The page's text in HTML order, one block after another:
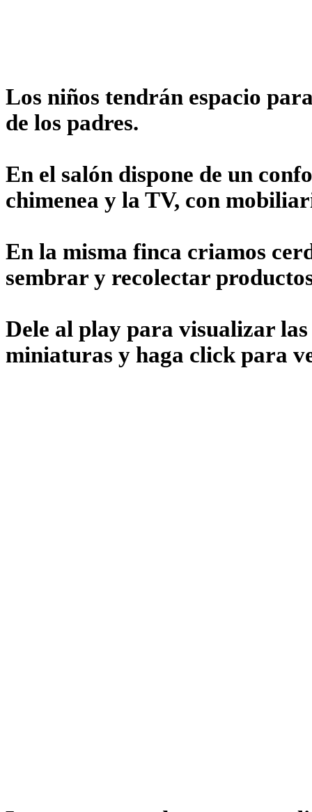
Los niños tendrán espacio
de los padres.
En el salón dispone de un
chimenea y la TV, con
En la misma finca criamos
sembrar y recolectar
Dele al play para visualizar las
miniaturas y haga click para